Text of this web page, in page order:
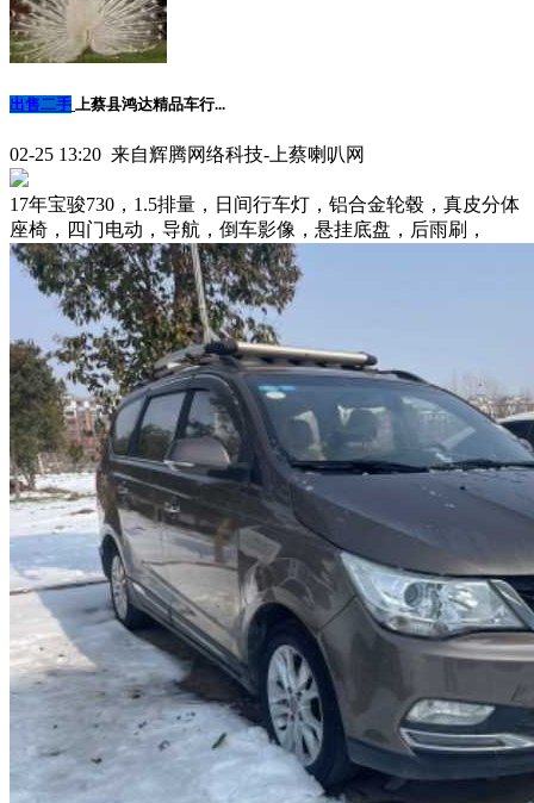
出售二手 上蔡县鸿达精品车行...
02-25 13:20 来自辉腾网络科技-上蔡喇叭网
17年宝骏730，1.5排量，日间行车灯，铝合金轮毂，真皮分体
座椅，四门电动，导航，倒车影像，悬挂底盘，后雨刷，